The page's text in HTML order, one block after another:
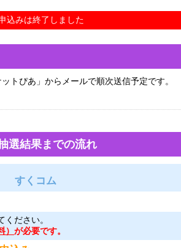
込みは終了しました
トぴあ」からメールで順次送信予定です。
選結果までの流れ
すくコム
ください。
が必要です。